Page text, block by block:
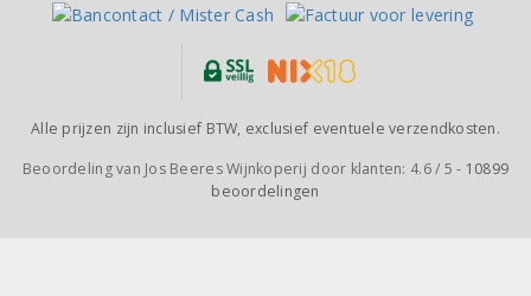
Alle prijzen zijn inclusief BTW, exclusief eventuele verzendkosten.
Beoordeling van Jos Beeres Wijnkoperij door klanten: 4.6/ 5 - 10899
beoordelingen